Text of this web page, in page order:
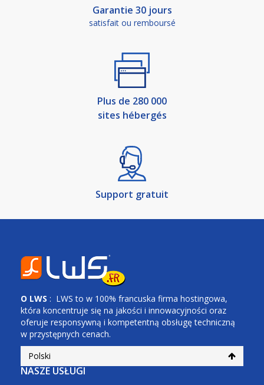
Garantie 30 jours
satisfait ou remboursé
Plus de 280 000
sites hébergés
Support gratuit
O LWS : LWS to w 100% francuska firma hostingowa,
która koncentruje się na jakości i innowacyjności oraz
oferuje responsywną i kompetentną obsługę techniczną
w przystępnych cenach.
Polski
NASZE USŁUGI